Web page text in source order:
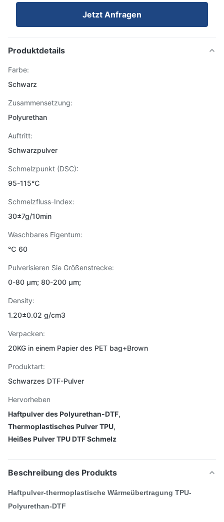
Jetzt Anfragen
Produktdetails
Farbe:
Schwarz
Zusammensetzung:
Polyurethan
Auftritt:
Schwarzpulver
Schmelzpunkt (DSC):
95-115℃
Schmelzfluss-Index:
30±7g/10min
Waschbares Eigentum:
℃ 60
Pulverisieren Sie Größenstrecke:
0-80 μm; 80-200 μm;
Density:
1.20±0.02 g/cm3
Verpacken:
20KG in einem Papier des PET bag+Brown
Produktart:
Schwarzes DTF-Pulver
Hervorheben
Haftpulver des Polyurethan-DTF,
Thermoplastisches Pulver TPU,
Heißes Pulver TPU DTF Schmelz
Beschreibung des Produkts
Haftpulver-thermoplastische Wärmeübertragung TPU-
Polyurethan-DTF